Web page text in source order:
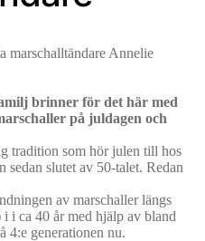
marschalltändare Annelie
brinner för det här med
på juldagen och
tradition som hör julen till hos
slutet av 50-talet. Redan
av marschaller längs
i ca 40 år med hjälp av bland
4:e generationen nu.